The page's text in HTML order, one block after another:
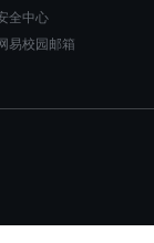
全中心
易校园邮箱